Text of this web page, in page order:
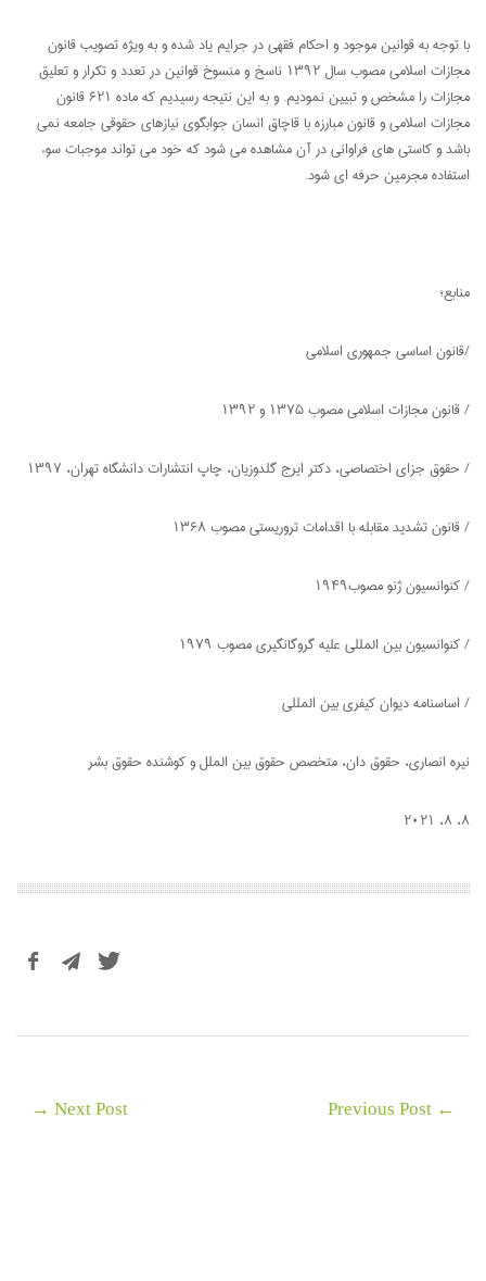
با توجه به قوانین موجود و احکام فقهی در جرایم یاد شده و به ویژه تصویب قانون
مجازات اسلامی مصوب سال ۱۳۹۲ ناسخ و منسوخ قوانین در تعدد و تکرار و تعلیق
مجازات را مشخص و تبیین نمودیم. و به این نتیجه رسیدیم که ماده ۶۲۱ قانون
مجازات اسلامی و قانون مبارزه با قاچاق انسان جوابگوی نیازهای حقوقی جامعه نمی
باشد و کاستی های فراوانی در آن مشاهده می شود که خود می تواند موجبات سوء
استفاده مجرمین حرفه ای شود.
منابع؛
/قانون اساسی جمهوری اسلامی
/ قانون مجازات اسلامی مصوب ۱۳۷۵ و ۱۳۹۲
/ حقوق جزای اختصاصی، دکتر ایرج گلدوزیان، چاپ انتشارات دانشگاه تهران، ۱۳۹۷
/ قانون تشدید مقابله با اقدامات تروریستی مصوب ۱۳۶۸
/ کنوانسیون ژنو مصوب۱۹۴۹
/ کنوانسیون بین المللی علیه گروگانگیری مصوب ۱۹۷۹
/ اساسنامه دیوان کیفری بین المللی
نیره انصاری، حقوق دان، متخصص حقوق بین الملل و کوشنده حقوق بشر
۸، ۸، ۲۰۲۱
← Previous Post
Next Post →